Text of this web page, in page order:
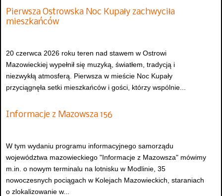
Pierwsza Ostrowska Noc Kupały zachwyciła
mieszkańców
20 czerwca 2026 roku teren nad stawem w Ostrowi
Mazowieckiej wypełnił się muzyką, światłem, tradycją i
niezwykłą atmosferą. Pierwsza w mieście Noc Kupały
przyciągnęła setki mieszkańców i gości, którzy wspólnie...
Informacje z Mazowsza 156
W tym wydaniu programu informacyjnego samorządu
województwa mazowieckiego "Informacje z Mazowsza" mówimy
m.in. o nowym terminalu na lotnisku w Modlinie, 35
nowoczesnych pociągach w Kolejach Mazowieckich, staraniach
o zlokalizowanie w...